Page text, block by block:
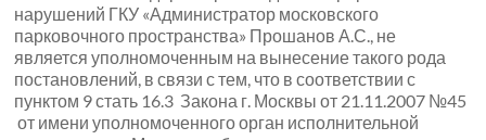
нарушений ГКУ «Администратор московского
парковочного пространства» Прошанов А.С., не
является уполномоченным на вынесение такого рода
постановлений, в связи с тем, что в соответствии с
пунктом 9 стать 16.3 Закона г. Москвы от 21.11.2007 №45
от имени уполномоченного орган исполнительной